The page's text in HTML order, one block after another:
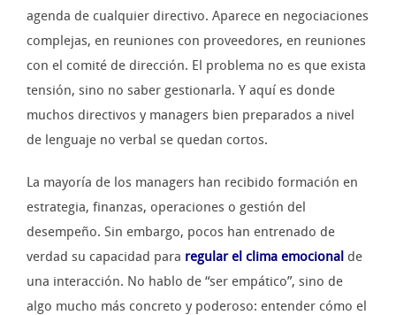
agenda de cualquier directivo. Aparece en negociaciones
complejas, en reuniones con proveedores, en reuniones
con el comité de dirección. El problema no es que exista
tensión, sino no saber gestionarla. Y aquí es donde
muchos directivos y managers bien preparados a nivel
de lenguaje no verbal se quedan cortos.
La mayoría de los managers han recibido formación en
estrategia, finanzas, operaciones o gestión del
desempeño. Sin embargo, pocos han entrenado de
verdad su capacidad para regular el clima emocional de
una interacción. No hablo de “ser empático”, sino de
algo mucho más concreto y poderoso: entender cómo el